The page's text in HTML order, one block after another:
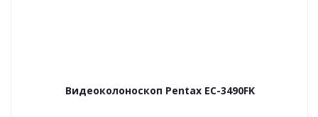
Видеоколоноскоп Pentax EC-3490FK